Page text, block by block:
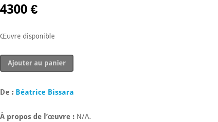
4300 €
Œuvre disponible
quantité
ou
mythe
Ajouter au panier
De : Béatrice Bissara
À propos de l’œuvre : N/A.